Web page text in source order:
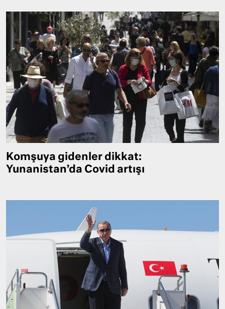
Komşuya gidenler dikkat:
Yunanistan’da Covid artışı